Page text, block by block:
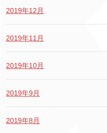
2019年12月
2019年11月
2019年10月
2019年9月
2019年8月